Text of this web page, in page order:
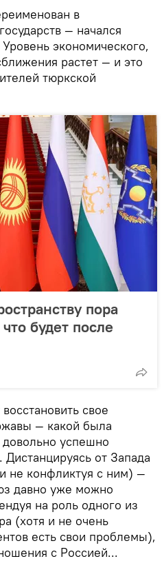
в
— начался
экономического,
растет — и это
тюркской
пора
будет после
свое
— какой была
успешно
от Запада
не конфликтуя с ним) —
давно уже можно
на роль одного из
(хотя и не очень
есть свои проблемы),
с Россией...